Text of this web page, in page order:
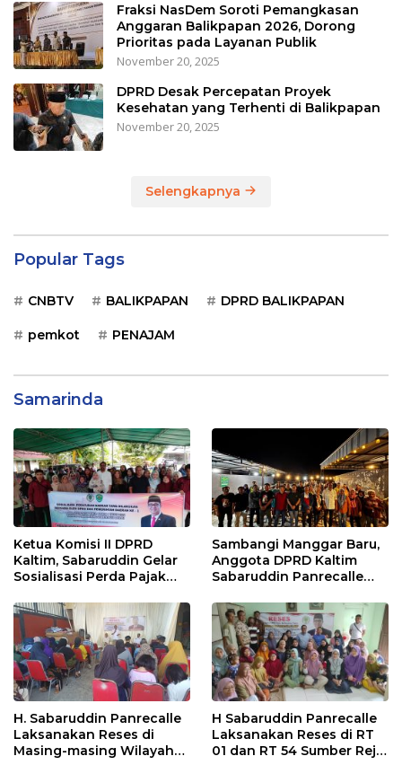
Fraksi NasDem Soroti Pemangkasan
Anggaran Balikpapan 2026, Dorong
Prioritas pada Layanan Publik
November 20, 2025
DPRD Desak Percepatan Proyek
Kesehatan yang Terhenti di Balikpapan
November 20, 2025
Selengkapnya
Popular Tags
CNBTV BALIKPAPAN DPRD BALIKPAPAN
pemkot PENAJAM
Samarinda
Ketua Komisi II DPRD
Kaltim, Sabaruddin Gelar
Sosialisasi Perda Pajak
Sepinggan Raya
Balikpapan
Sambangi Manggar Baru,
Anggota DPRD Kaltim
Sabaruddin Panrecalle
Balikpapan
H. Sabaruddin Panrecalle
Laksanakan Reses di
Masing-masing Wilayah
H Sabaruddin Panrecalle
Laksanakan Reses di RT
01 dan RT 54 Sumber Rejo